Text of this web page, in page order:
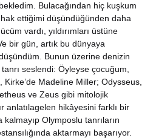
Bulacağından hiç kuşkum
ettiğimi düşündüğünden daha
vardı, yıldırımları üstüne
bir gün, artık bu dünyaya
Bunun üzerine denizin
seslendi: Öyleyse çocuğum,
Madeline Miller; Odysseus,
ve Zeus gibi mitolojik
anlatılagelen hikâyesini farklı bir
kalmayıp Olymposlu tanrıların
aktarmayı başarıyor.